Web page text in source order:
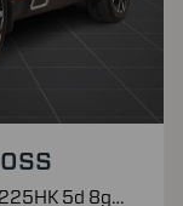
1,6 Plugin-hybrid Shine Sport EAT8 225HK 5d 8g Aut.